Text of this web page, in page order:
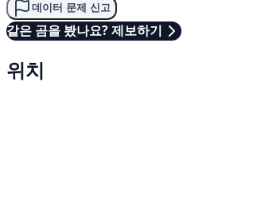
데이터 문제 신고
같은 곰을 봤나요? 제보하기
위치